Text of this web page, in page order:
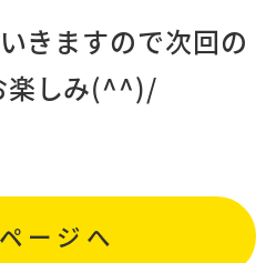
きますので次回の
楽しみ(^^)/
ージへ